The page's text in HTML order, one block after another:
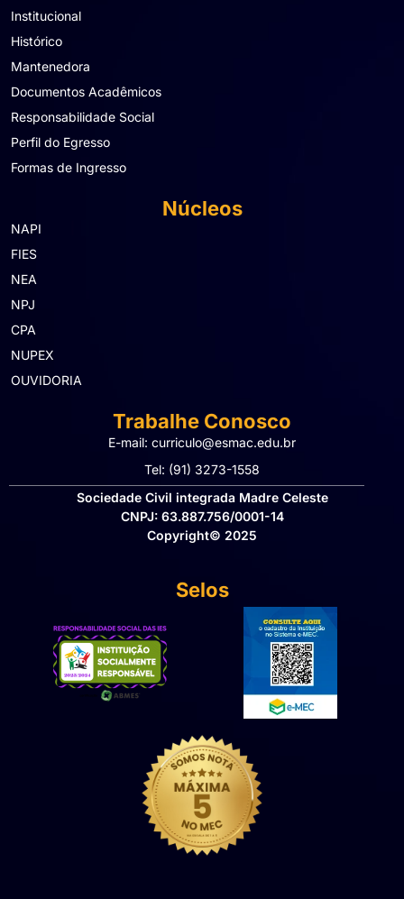
Institucional
Histórico
Mantenedora
Documentos Acadêmicos
Responsabilidade Social
Perfil do Egresso
Formas de Ingresso
Núcleos
NAPI
FIES
NEA
NPJ
CPA
NUPEX
OUVIDORIA
Trabalhe Conosco
E-mail: curriculo@esmac.edu.br
Tel: (91) 3273-1558​
Sociedade Civil integrada Madre Celeste
CNPJ: 63.887.756/0001-14
Copyright© 2025
Selos